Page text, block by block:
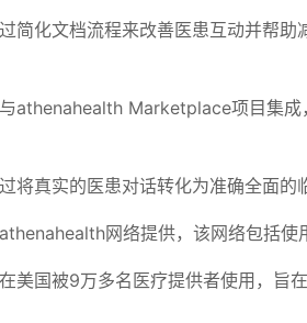
简化文档流程来改善医患互动并帮
athenahealth Marketplace项目集
将真实的医患对话转化为准确全面的
网络提供，该网络包括使
美国被9万多名医疗提供者使用，旨